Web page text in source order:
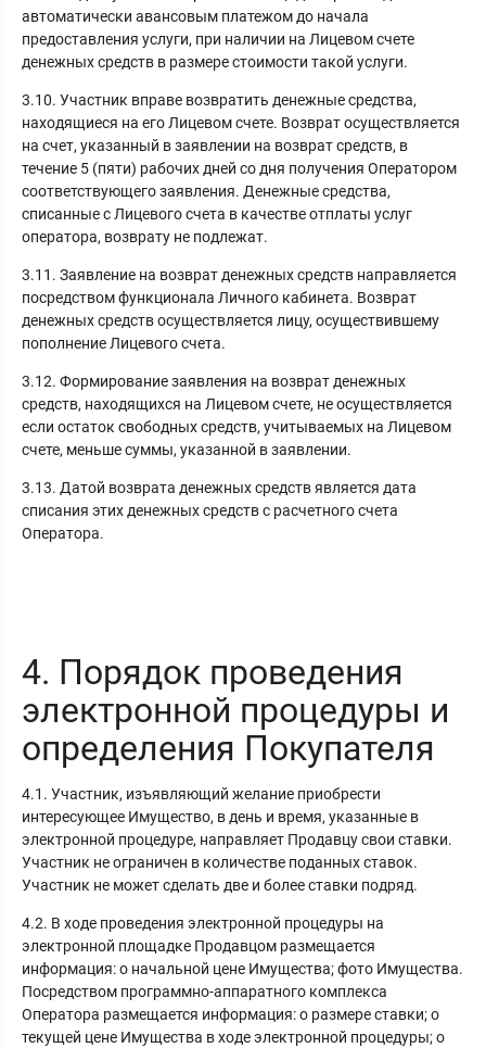
автоматически авансовым платежом до начала
предоставления услуги, при наличии на Лицевом счете
денежных средств в размере стоимости такой услуги.
3.10. Участник вправе возвратить денежные средства,
находящиеся на его Лицевом счете. Возврат осуществляется
на счет, указанный в заявлении на возврат средств, в
течение 5 (пяти) рабочих дней со дня получения Оператором
соответствующего заявления. Денежные средства,
списанные с Лицевого счета в качестве отплаты услуг
оператора, возврату не подлежат.
3.11. Заявление на возврат денежных средств направляется
посредством функционала Личного кабинета. Возврат
денежных средств осуществляется лицу, осуществившему
пополнение Лицевого счета.
3.12. Формирование заявления на возврат денежных
средств, находящихся на Лицевом счете, не осуществляется
если остаток свободных средств, учитываемых на Лицевом
счете, меньше суммы, указанной в заявлении.
3.13. Датой возврата денежных средств является дата
списания этих денежных средств с расчетного счета
Оператора.
4. Порядок проведения
электронной процедуры и
определения Покупателя
4.1. Участник, изъявляющий желание приобрести
интересующее Имущество, в день и время, указанные в
электронной процедуре, направляет Продавцу свои ставки.
Участник не ограничен в количестве поданных ставок.
Участник не может сделать две и более ставки подряд.
4.2. В ходе проведения электронной процедуры на
электронной площадке Продавцом размещается
информация: о начальной цене Имущества; фото Имущества.
Посредством программно-аппаратного комплекса
Оператора размещается информация: о размере ставки; о
текущей цене Имущества в ходе электронной процедуры; о